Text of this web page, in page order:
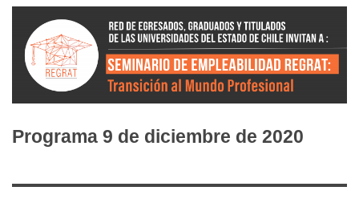
Programa 9 de diciembre de 2020